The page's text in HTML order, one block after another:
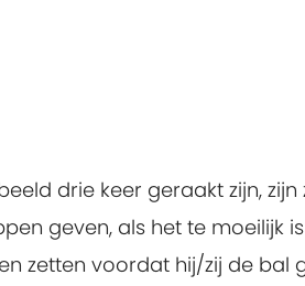
drie keer geraakt zijn, zijn
geven, als het te moeilijk
zetten voordat hij/zij de bal